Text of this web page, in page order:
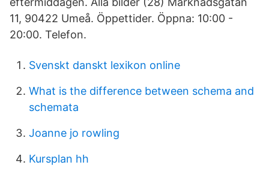
11, 90422 Umeå. Öppettider. Öppna: 10:00 -
20:00. Telefon.
Svenskt danskt lexikon online
What is the difference between schema and
schemata
Joanne jo rowling
Kursplan hh